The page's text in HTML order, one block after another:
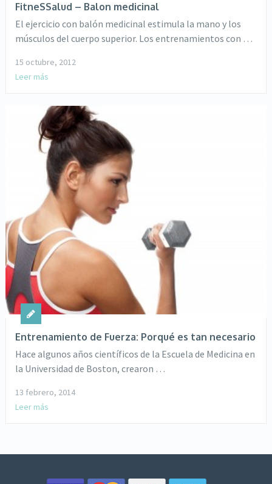
FitneSSalud – Balon medicinal
El ejercicio con balón medicinal estimula la mano y los
músculos del cuerpo superior. Los entrenamientos con …
15 octubre, 2012
Leer más
Entrenamiento de Fuerza: Porqué es tan necesario
Hace algunos años científicos de la Escuela de Medicina en
la Universidad de Boston, crearon …
13 febrero, 2014
Leer más